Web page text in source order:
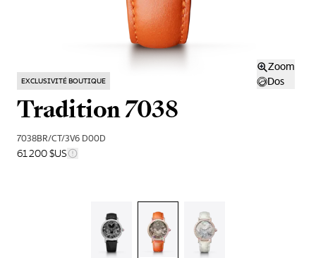
Zoom
Dos
EXCLUSIVITÉ BOUTIQUE
Tradition 7038
7038BR/CT/3V6 D00D
61 200 $US